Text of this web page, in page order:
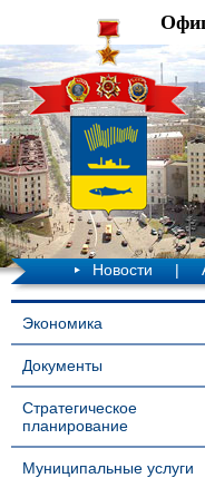
Новости |
Экономика
Документы
Стратегическое
планирование
Муниципальные услуги